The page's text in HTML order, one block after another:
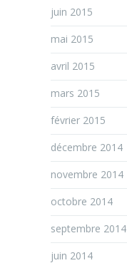
juin 2015
mai 2015
avril 2015
mars 2015
février 2015
décembre 2014
novembre 2014
octobre 2014
septembre 2014
juin 2014